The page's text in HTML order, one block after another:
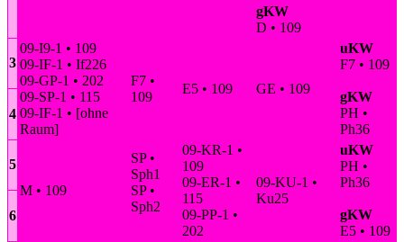
gKW
D • 109
3
09-I9-1 • 109
09-IF-1 • If226
09-GP-1 • 202
09-SP-1 • 115
09-IF-1 • [ohne
Raum]
F7 •
109
E5 • 109 GE • 109
uKW
F7 • 109
gKW
PH •
Ph36
4
5
M • 109
SP •
Sph1
SP •
Sph2
09-KR-1 •
109
09-ER-1 •
115
09-PP-1 •
202
09-KU-1 •
Ku25
uKW
PH •
Ph36
gKW
E5 • 109
6